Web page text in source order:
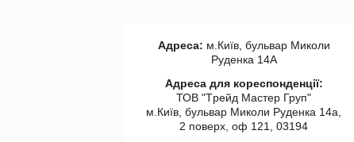
Адреса: м.Київ, бульвар Миколи
Руденка 14А
Адреса для кореспонденції:
ТОВ "Tрейд Мастер Груп"
м.Київ, бульвар Миколи Руденка 14а,
2 поверх, оф 121, 03194